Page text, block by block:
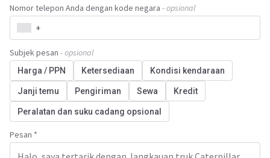
Nomor telepon Anda dengan kode negara - opsional
+
Subjek pesan - opsional
Harga / PPN Ketersediaan Kondisi kendaraan
Janji temu Pengiriman Sewa Kredit
Peralatan dan suku cadang opsional
Pesan *